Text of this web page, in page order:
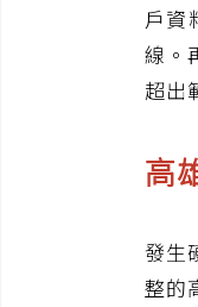
戶資
線。
超出
高
發生
整的